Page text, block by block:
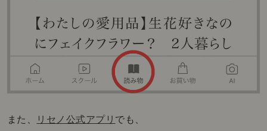
また、 リセノ公式アプリ でも、